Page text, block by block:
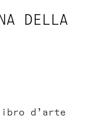
DELLA
d’arte